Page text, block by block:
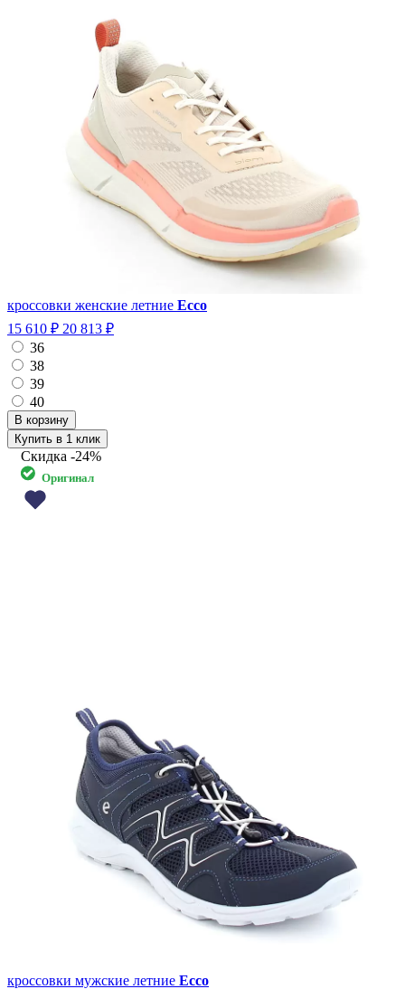
кроссовки женские летние Ecco
15 610 ₽ 20 813 ₽
36
38
39
40
Купить в 1 клик
Скидка -24%
Оригинал
кроссовки мужские летние Ecco